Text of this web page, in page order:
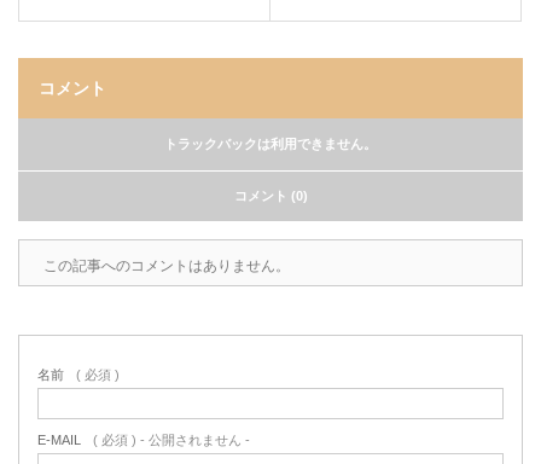
コメント
トラックバックは利用できません。
コメント (0)
この記事へのコメントはありません。
名前 ( 必須 )
E-MAIL ( 必須 ) - 公開されません -